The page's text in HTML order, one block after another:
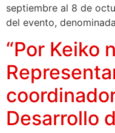
septiembre al 8 de
del evento,
“Por Keiko
Desarrollo